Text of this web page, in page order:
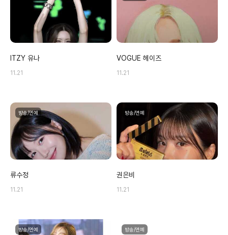
ITZY 유나
11.21
VOGUE 헤이즈
11.21
방송/연예
류수정
11.21
방송/연예
권은비
11.21
방송/연예 방송/연예